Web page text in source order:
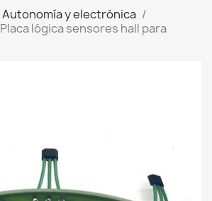
Autonomía y electrónica
Placa lógica sensores hall para